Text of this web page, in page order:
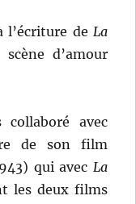
l’écriture de La
d’amour
collaboré avec
de son film
qui avec La
les deux films